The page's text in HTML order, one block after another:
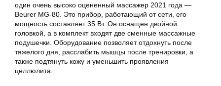
один очень высоко оцененный массажер 2021 года —
Beurer MG-80. Это прибор, работающий от сети, его
мощность составляет 35 Вт. Он оснащен двойной
головкой, а в комплект входят две сменные массажные
подушечки. Оборудование позволяет отдохнуть после
тяжелого дня, расслабить мышцы после тренировки, а
также подтянуть кожу и уменьшить проявления
целлюлита.